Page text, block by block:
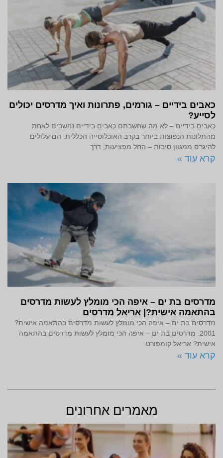
כאבים בידיים – גורמים, פתרונות ואיך מדרסים יכולים
לסייע?
כאבים בידיים – לא מה שחשבתם כאבים בידיים נחשבים לאחת
מהתלונות הנפוצות ביותר בקרב האוכלוסייה הכללית. הם עלולים
להיגרם ממגוון סיבות – החל מפציעות, דרך
קרא עוד »
מדרסים בת ים – איפה הכי מומלץ לעשות מדרסים
בהתאמה אישית?| אריאל מדרסים
מדרסים בת ים – איפה הכי מומלץ לעשות מדרסים בהתאמה אישית?
2001. מדרסים בת ים – איפה הכי מומלץ לעשות מדרסים בהתאמה
אישית? אריאל קומפורט
קרא עוד »
מאמרים אחרונים